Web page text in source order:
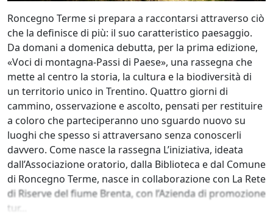
Roncegno Terme si prepara a raccontarsi attraverso ciò
che la definisce di più: il suo caratteristico paesaggio.
Da domani a domenica debutta, per la prima edizione,
«Voci di montagna-Passi di Paese», una rassegna che
mette al centro la storia, la cultura e la biodiversità di
un territorio unico in Trentino. Quattro giorni di
cammino, osservazione e ascolto, pensati per restituire
a coloro che parteciperanno uno sguardo nuovo su
luoghi che spesso si attraversano senza conoscerli
davvero. Come nasce la rassegna L’iniziativa, ideata
dall’Associazione oratorio, dalla Biblioteca e dal Comune
di Roncegno Terme, nasce in collaborazione con La Rete
di Riserve del fiume Brenta, con l’Azienda di promozione
tur...